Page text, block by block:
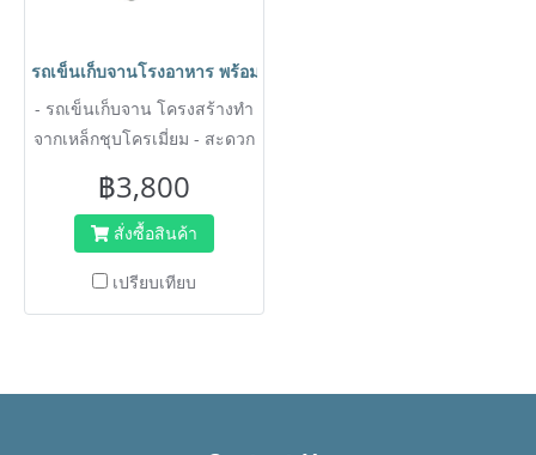
รถเข็นเก็บจานโรงอาหาร พร้อมกล่องใส่เศษอาหาร รถเข็นสำหรับ
- รถเข็นเก็บจาน โครงสร้างทำ
จากเหล็กชุบโครเมี่ยม - สะดวก
฿3,800
สั่งซื้อสินค้า
เปรียบเทียบ